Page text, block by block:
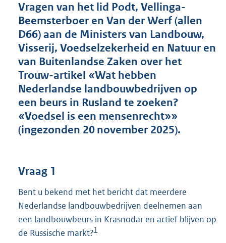
d
s
g
r
o
t
t
4
0
Vragen van het lid Podt, Vellinga-
Beemsterboer en Van der Werf (allen
D66) aan de Ministers van Landbouw,
Visserij, Voedselzekerheid en Natuur en
van Buitenlandse Zaken over het
Trouw-artikel «Wat hebben
Nederlandse landbouwbedrijven op
een beurs in Rusland te zoeken?
«Voedsel is een mensenrecht»»
(ingezonden 20 november 2025).
Vraag 1
Bent u bekend met het bericht dat meerdere
Nederlandse landbouwbedrijven deelnemen aan
een landbouwbeurs in Krasnodar en actief blijven op
de Russische markt?1